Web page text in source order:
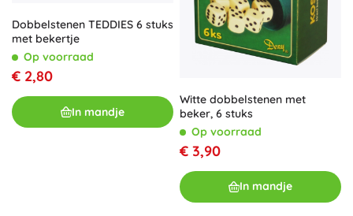
Dobbelstenen TEDDIES 6 stuks
met bekertje
Op voorraad
€ 2,80
In mandje
Witte dobbelstenen met
beker, 6 stuks
Op voorraad
€ 3,90
In mandje